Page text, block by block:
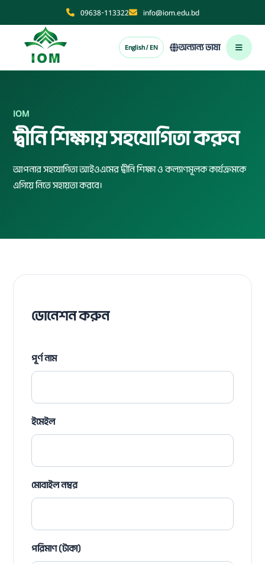
09638-113322 info@iom.edu.bd
English / EN অন্যান্য ভাষা
IOM
দ্বীনি শিক্ষায় সহযোগিতা করুন
আপনার সহযোগিতা আইওএমের দ্বীনি শিক্ষা ও কল্যাণমূলক কার্যক্রমকে
এগিয়ে নিতে সহায়তা করবে।
ডোনেশন করুন
পূর্ণ নাম
ইমেইল
মোবাইল নম্বর
পরিমাণ (টাকা)